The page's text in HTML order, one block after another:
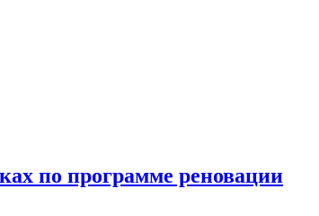
по программе реновации